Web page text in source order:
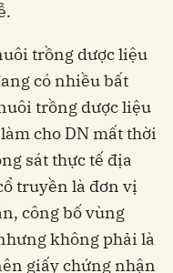
trồng dược liệu
có nhiều bất
trồng dược liệu
cho DN mất thời
sát thực tế địa
truyền là đơn vị
công bố vùng
không phải là
giấy chứng nhận